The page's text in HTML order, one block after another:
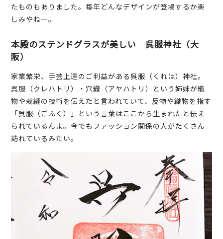
たものもありました。毎年どんなデザインが登場するか楽
しみやねー。
本殿のステンドグラスが美しい 呉服神社（大
阪）
家業繁栄、手芸上達のご利益がある呉服（くれは）神社。
呉服（クレハトリ）・穴織（アヤハトリ）という姉妹が織
物や栽縫の技術を伝えたと言われていて、反物や織物を指す
「呉服（ごふく）」という言葉はここから生まれたと伝え
られているんよ。今でもファッション関係の人がたくさん
訪れているみたい。